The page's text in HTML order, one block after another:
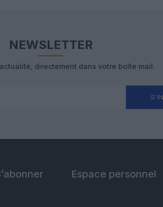
NEWSLETTER
directement dans votre boîte mail.
Espace personnel